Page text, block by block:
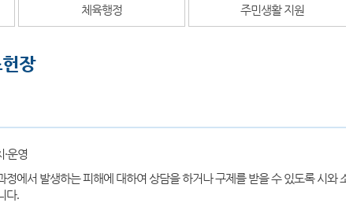
체육행정 주민생활 지원
장
운영
정에서 발생하는 피해에 대하여 상담을 하거나 구제를 받을 수 있도록 시
다.